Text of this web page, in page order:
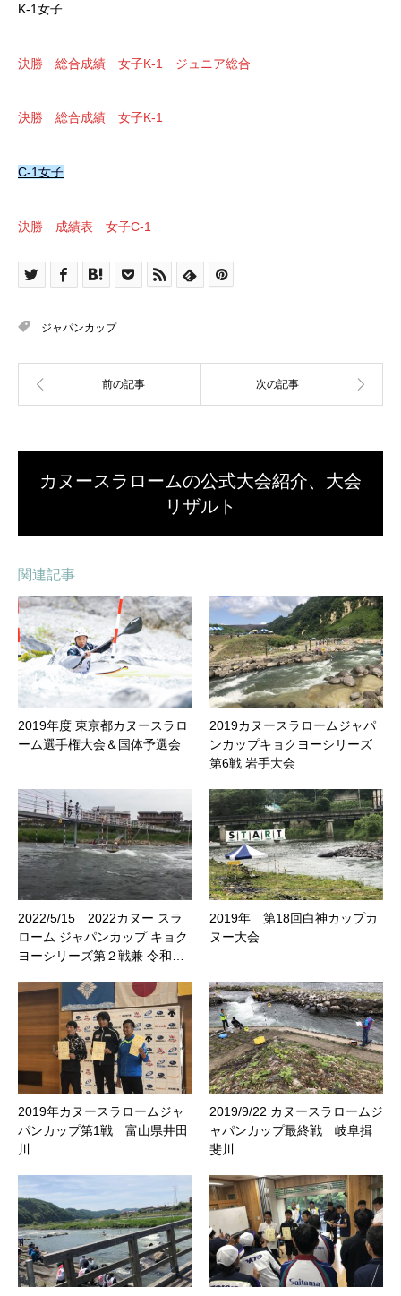
K-1女子
決勝 総合成績 女子K-1 ジュニア総合
決勝 総合成績 女子K-1
C-1女子
決勝 成績表 女子C-1
ジャパンカップ
カヌースラロームの公式大会紹介、大会
リザルト
関連記事
2019年度 東京都カヌースラロ
ーム選手権大会＆国体予選会
2019カヌースラロームジャパ
ンカップキョクヨーシリーズ
第6戦 岩手大会
2022/5/15 2022カヌー スラ
ローム ジャパンカップ キョク
ヨーシリーズ第２戦兼 令和…
2019年 第18回白神カップカ
ヌー大会
2019年カヌースラロームジャ
パンカップ第1戦 富山県井田
川
2019/9/22 カヌースラロームジ
ャパンカップ最終戦 岐阜揖
斐川